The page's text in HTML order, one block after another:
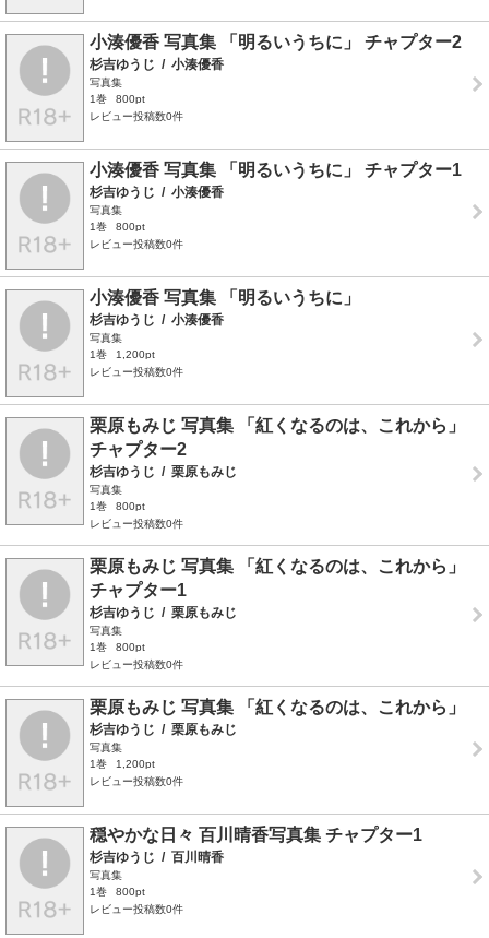
小湊優香 写真集 「明るいうちに」 チャプター2
杉吉ゆうじ / 小湊優香
写真集
1巻
800pt
レビュー投稿数0件
小湊優香 写真集 「明るいうちに」 チャプター1
杉吉ゆうじ / 小湊優香
写真集
1巻
800pt
レビュー投稿数0件
小湊優香 写真集 「明るいうちに」
杉吉ゆうじ / 小湊優香
写真集
1巻
1,200pt
レビュー投稿数0件
栗原もみじ 写真集 「紅くなるのは、これから」
チャプター2
杉吉ゆうじ / 栗原もみじ
写真集
1巻
800pt
レビュー投稿数0件
栗原もみじ 写真集 「紅くなるのは、これから」
チャプター1
杉吉ゆうじ / 栗原もみじ
写真集
1巻
800pt
レビュー投稿数0件
栗原もみじ 写真集 「紅くなるのは、これから」
杉吉ゆうじ / 栗原もみじ
写真集
1巻
1,200pt
レビュー投稿数0件
穏やかな日々 百川晴香写真集 チャプター1
杉吉ゆうじ / 百川晴香
写真集
1巻
800pt
レビュー投稿数0件